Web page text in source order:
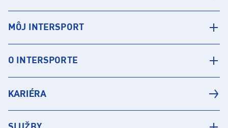
MÔJ INTERSPORT
O INTERSPORTE
KARIÉRA